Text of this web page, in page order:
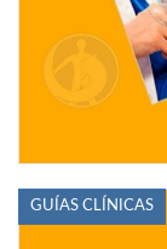
GUÍAS CLÍNICAS